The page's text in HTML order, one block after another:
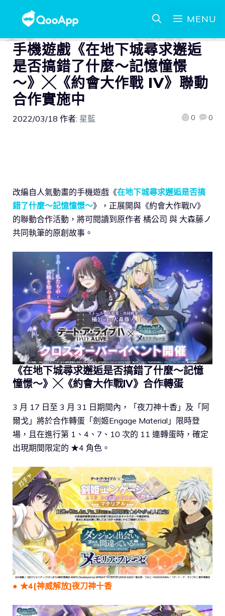
MENU
手機遊戲《在地下城尋求邂逅
是否搞錯了什麼～記憶憧憬
～》╳《約會大作戰 IV》聯動
合作實施中
2022/03/18 作者: 星藍 0 0
改編自人氣動畫的手機遊戲《在地下城尋求邂逅是否搞
錯了什麼～記憶憧憬～》，正展開與《約會大作戰IV》
的聯動合作活動，將可閱讀到原作者 橘公司 與 大森藤ノ
共同執筆的原創故事。
《在地下城尋求邂逅是否搞錯了什麼～記憶
憧憬～》╳《約會大作戰IV》合作轉蛋
3 月 17 日至 3 月 31 日期間內，「夜刀神十香」及「阿
爾戈」將於合作轉蛋「劍姬Engage Material」限時登
場，且在進行第 1、4、7、10 次的 11 連轉蛋時，確定
出現期間限定的 ★4 角色。
● ★4[神威解放]夜刀神十香